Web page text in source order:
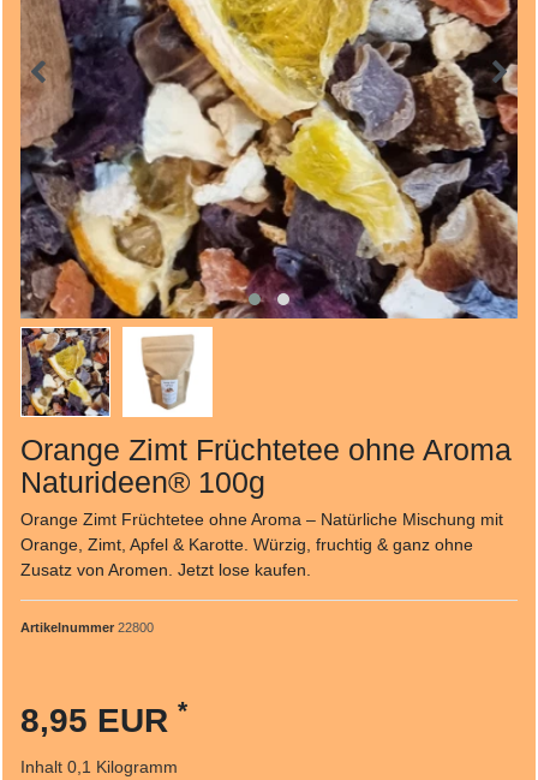
Orange Zimt Früchtetee ohne Aroma
Naturideen® 100g
Orange Zimt Früchtetee ohne Aroma – Natürliche Mischung mit
Orange, Zimt, Apfel & Karotte. Würzig, fruchtig & ganz ohne
Zusatz von Aromen. Jetzt lose kaufen.
Artikelnummer 22800
8,95 EUR *
Inhalt 0,1 Kilogramm